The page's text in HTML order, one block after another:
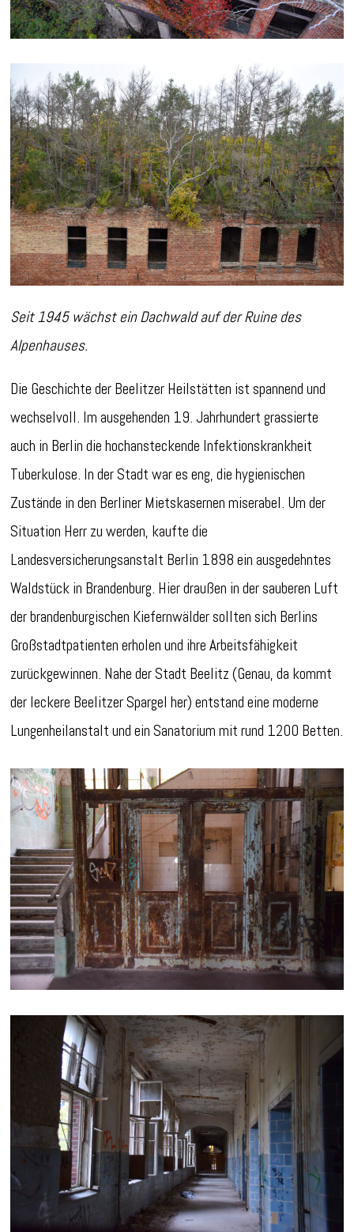
Seit 1945 wächst ein Dachwald auf der Ruine des
Alpenhauses.
Die Geschichte der Beelitzer Heilstätten ist spannend und
wechselvoll. Im ausgehenden 19. Jahrhundert grassierte
auch in Berlin die hochansteckende Infektionskrankheit
Tuberkulose. In der Stadt war es eng, die hygienischen
Zustände in den Berliner Mietskasernen miserabel. Um der
Situation Herr zu werden, kaufte die
Landesversicherungsanstalt Berlin 1898 ein ausgedehntes
Waldstück in Brandenburg. Hier draußen in der sauberen Luft
der brandenburgischen Kiefernwälder sollten sich Berlins
Großstadtpatienten erholen und ihre Arbeitsfähigkeit
zurückgewinnen. Nahe der Stadt Beelitz (Genau, da kommt
der leckere Beelitzer Spargel her) entstand eine moderne
Lungenheilanstalt und ein Sanatorium mit rund 1200 Betten.